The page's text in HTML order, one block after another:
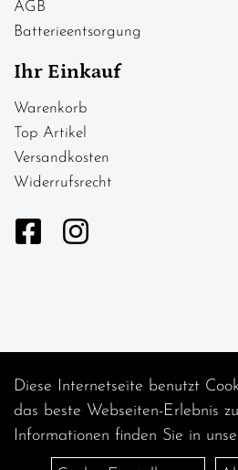
AGB
Batterieentsorgung
Ihr Einkauf
Warenkorb
Top Artikel
Versandkosten
Widerrufsrecht
Diese Internetseite benutzt
das beste Webseiten-Erlebnis
Informationen finden Sie in